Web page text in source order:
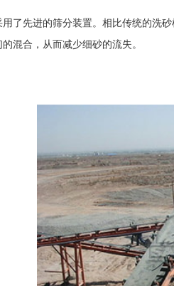
用了先进的筛分装置。相比传统的洗
混合，从而减少细砂的流失。